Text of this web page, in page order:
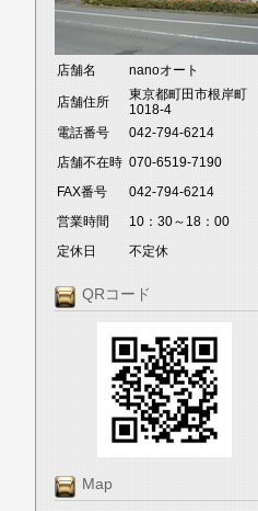
店舗名 nanoオート
店舗住所
東京都町田市根岸町
1018-4
電話番号
042-794-6214
店舗不在時 070-6519-7190
FAX番号
042-794-6214
営業時間
10：30～18：00
定休日
不定休
QRコード
Map